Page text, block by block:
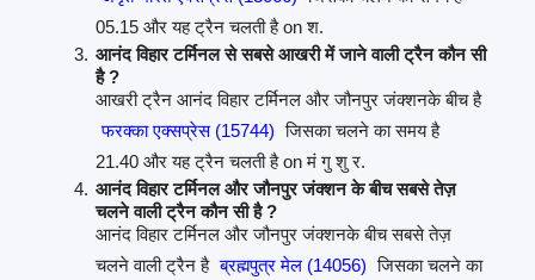
05.15 और यह ट्रैन चलती है on श.
आनंद विहार टर्मिनल से सबसे आखरी में जाने वाली ट्रैन कौन सी
है ?
आखरी ट्रैन आनंद विहार टर्मिनल और जौनपुर जंक्शनके बीच है
फरक्का एक्सप्रेस (15744) जिसका चलने का समय है
21.40 और यह ट्रैन चलती है on मं गु शु र.
आनंद विहार टर्मिनल और जौनपुर जंक्शन के बीच सबसे तेज़
चलने वाली ट्रैन कौन सी है ?
आनंद विहार टर्मिनल और जौनपुर जंक्शनके बीच सबसे तेज़
चलने वाली ट्रैन है ब्रह्मपुत्र मेल (14056) जिसका चलने का